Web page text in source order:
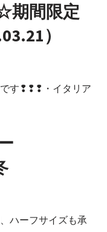
間限定
）
です❢❢❢・イタリア
ハーフサイズも承